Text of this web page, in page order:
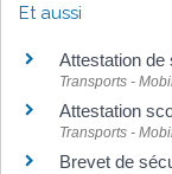
Et aussi
Attestation de
Transports -
Attestation
Transports -
Brevet de